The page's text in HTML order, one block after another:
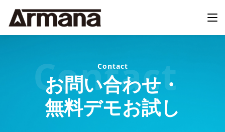
Contact
お問い合わせ・
無料デモお試し